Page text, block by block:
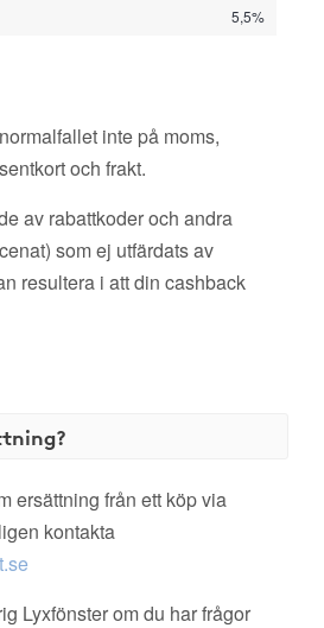
5,5%
inte på moms,
och frakt.
av rabattkoder och andra
som ej utfärdats av
resultera i att din cashback
ersättning från ett köp via
kontakta
Lyxfönster om du har frågor